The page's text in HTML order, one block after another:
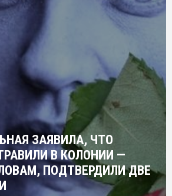
ЗАЯВИЛА, ЧТО
В КОЛОНИИ —
ПОДТВЕРДИЛИ ДВЕ